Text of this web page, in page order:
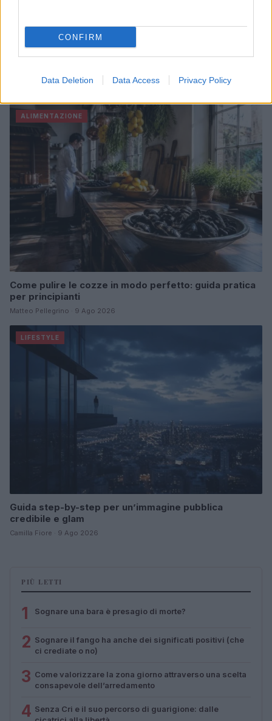
CONFIRM
Data Deletion Data Access Privacy Policy
per l’estate 2026
ALIMENTAZIONE
Come pulire le cozze in modo perfetto: guida pratica
per principianti
Matteo Pellegrino · 9 Ago 2026
LIFESTYLE
Guida step-by-step per un’immagine pubblica
credibile e glam
Camilla Fiore · 9 Ago 2026
PIÙ LETTI
1 Sognare una bara è presagio di morte?
2 Sognare il fango ha anche dei significati positivi (che
ci crediate o no)
3 Come valorizzare la zona giorno attraverso una scelta
consapevole dell’arredamento
4 Senza Cri e il suo percorso di guarigione: dalle